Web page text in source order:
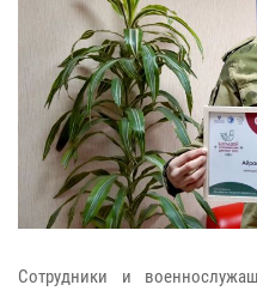
Сотрудники и